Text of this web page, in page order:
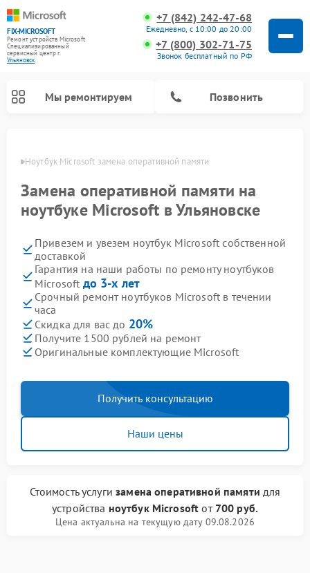
FIX-MICROSOFT
Ремонт устройств Microsoft
Специализированный
cервисный центр г.
Ульяновск
+7 (842) 242-47-68
Ежедневно, с 10:00 до 20:00
+7 (800) 302-71-75
Звонок бесплатный по РФ
Мы ремонтируем Позвонить
Ноутбук Microsoft замена оперативной памяти
Замена оперативной памяти на
ноутбуке Microsoft в Ульяновске
Привезем и увезем ноутбук Microsoft собственной
доставкой
Гарантия на наши работы по ремонту ноутбуков
Microsoft до 3-х лет
Срочный ремонт ноутбуков Microsoft в течении
часа
Скидка для вас до 20%
Получите 1500 рублей на ремонт
Оригинальные комплектующие Microsoft
Получить консультацию
Наши цены
Стоимость услугизамена оперативной памяти для
устройства ноутбук Microsoft от 700 руб.
Цена актуальна на текущую дату 09.08.2026